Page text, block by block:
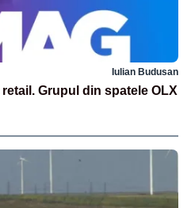
Iulian Budusan
Grupul din spatele OLX